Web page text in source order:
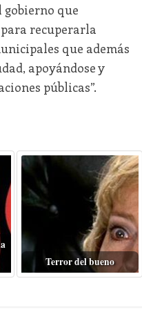
gobierno que
recuperarla
que además
apoyándose y
públicas”.
Terror del bueno